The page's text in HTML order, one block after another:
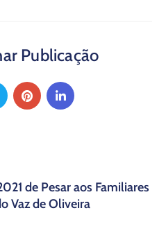
Publicação
de Pesar aos Familiares
Vaz de Oliveira